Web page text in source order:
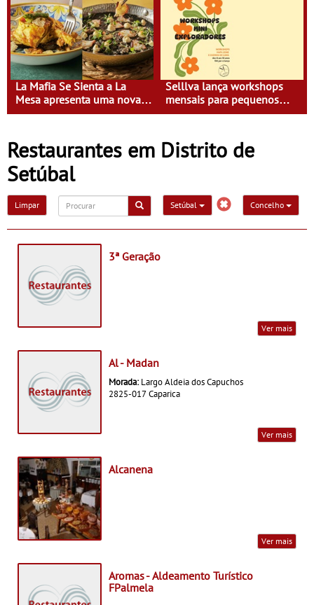
Lago com uma experiência
que une gastronomia
mediterrânica, cocktails de
assinatura e música
se à mesa do FOGO
La Mafia Se Sienta a La
Mesa apresenta uma nova
carta que desafia a forma
cozinha italiana
Selllva lança workshops
mensais para pequenos
exploradores na LX Factory -
marcada para 26 de julho
Restaurantes em Distrito de
Setúbal
Limpar Setúbal Concelho
3ª Geração
Ver mais
Al - Madan
Morada: Largo Aldeia dos Capuchos
2825-017 Caparica
Ver mais
Alcanena
Ver mais
Aromas - Aldeamento Turístico
FPalmela